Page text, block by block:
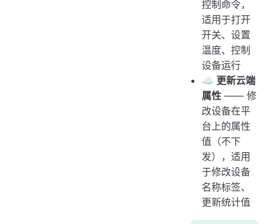
控制命令，
适用于打开
开关、设置
温度、控制
设备运行
☁️ 更新云端
属性 —— 修
改设备在平
台上的属性
值（不下
发），适用
于修改设备
名称标签、
更新统计值